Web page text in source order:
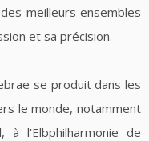
meilleurs ensembles
et sa précision.
se produit dans les
le monde, notamment
à l'Elbphilharmonie de